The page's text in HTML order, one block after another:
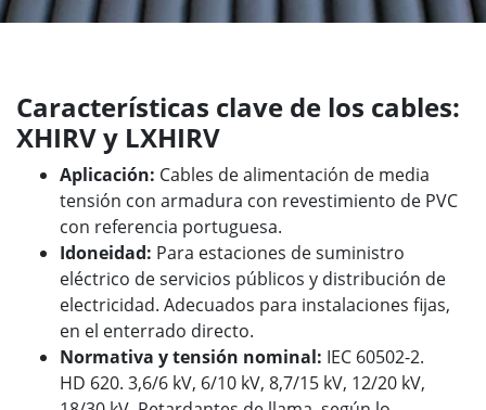
Características clave de los cables:
XHIRV y LXHIRV
Aplicación: Cables de alimentación de media
tensión con armadura con revestimiento de PVC
con referencia portuguesa.
Idoneidad: Para estaciones de suministro
eléctrico de servicios públicos y distribución de
electricidad. Adecuados para instalaciones fijas,
en el enterrado directo.
Normativa y tensión nominal: IEC 60502-2.
HD 620. 3,6/6 kV, 6/10 kV, 8,7/15 kV, 12/20 kV,